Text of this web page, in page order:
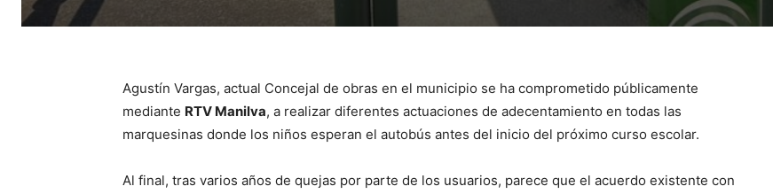
Agustín Vargas, actual Concejal de obras en el municipio se ha comprometido públicamente
mediante RTV Manilva, a realizar diferentes actuaciones de adecentamiento en todas las
marquesinas donde los niños esperan el autobús antes del inicio del próximo curso escolar.
Al final, tras varios años de quejas por parte de los usuarios, parece que el acuerdo existente con